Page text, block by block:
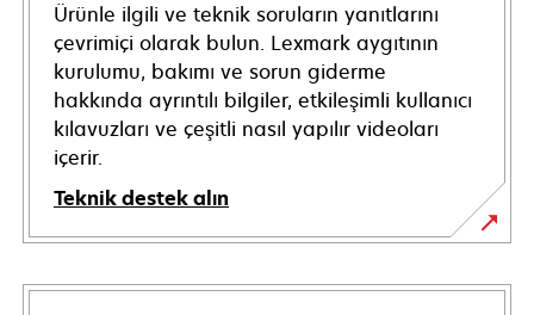
Ürünle ilgili ve teknik soruların yanıtlarını
çevrimiçi olarak bulun. Lexmark aygıtının
kurulumu, bakımı ve sorun giderme
hakkında ayrıntılı bilgiler, etkileşimli kullanıcı
kılavuzları ve çeşitli nasıl yapılır videoları
içerir.
Teknik destek alın
opens
in